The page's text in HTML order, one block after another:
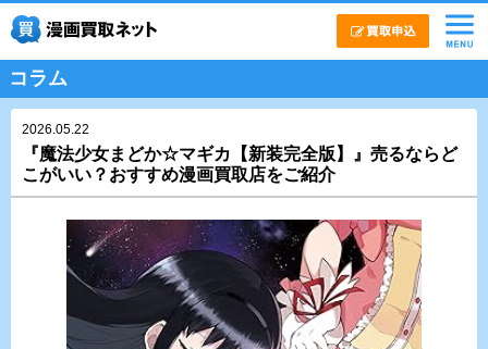
コラム
2026.05.22
『魔法少女まどか☆マギカ【新装完全版】』売るならど
こがいい？おすすめ漫画買取店をご紹介